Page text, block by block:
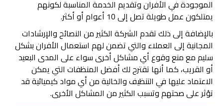
الموجودة في الأفران وتقديم الخدمة المناسبة لكونهم
يمتلكون عمل طويلة تصل إلى 10 أعوام أو أكثر.
بالإضافة إلى ذلك تقدم الشركة الكثير من النصائح والإرشادات
المجانية إلى العملاء والتي تضمن لهم استعمال الأفران بشكل
سليم مع منع وقوع أي مشاكل أخرى سواء على المدى البعيد
أو القريب، كما أنها تقترح لك أفضل المنظفات التي يمكن
الاعتماد عليها في التنظيف والخالية من أي مواد كيميائية قد
تؤثر على صحتهم وتسبب الكثير من المشاكل الأخرى.